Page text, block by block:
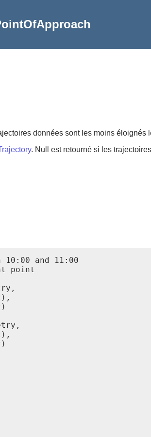
données sont les moins éloignés
. Null est retourné si les
and 11:00
point